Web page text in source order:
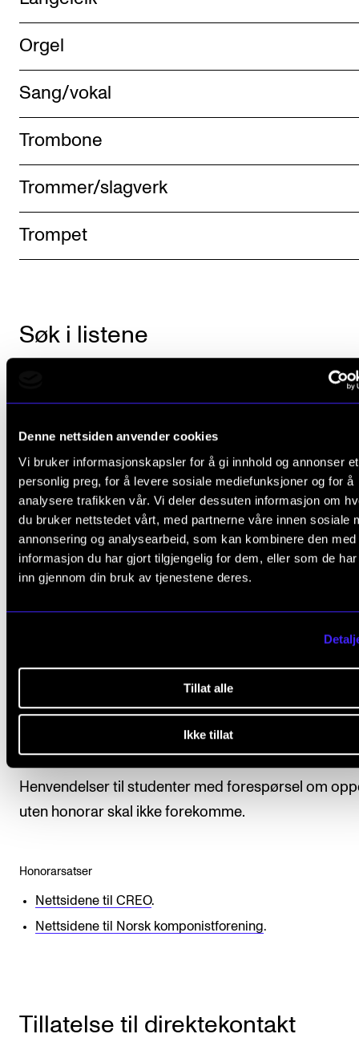
Denne nettsiden anvender cookies
Vi bruker informasjonskapsler for å gi innhold og annonser et
personlig preg, for å levere sosiale mediefunksjoner og for å
analysere trafikken vår. Vi deler dessuten informasjon om
du bruker nettstedet vårt, med partnerne våre innen sosiale
annonsering og analysearbeid, som kan kombinere den med
informasjon du har gjort tilgjengelig for dem, eller som de
inn gjennom din bruk av tjenestene deres.
Tillat alle
Ikke tillat
Orgel
Sang/vokal
Trombone
Trommer/slagverk
Trompet
Søk i listene
Cmd+Ffor
obs på at uttrekkslistene må være uttrukket (trykk
å være søkbare. Listene oppdateres og utvides
vi anbefaler ikke utskrift av listene.
Honorar og betaling
oppdrag, der honorar må
forhandles, avtales og utbetales direkte mellom
og oppdragsgiver. Norges musikkhøgskole
Henvendelser til studenter med forespørsel om
uten honorar skal ikke forekomme.
Honorarsatser
Nettsidene til CREO.
Nettsidene til Norsk komponistforening.
Tillatelse til direktekontakt